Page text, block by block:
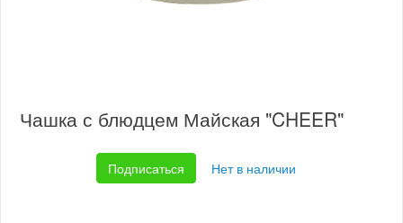
Чашка с блюдцем Майская "CHEER"
Подписаться Нет в наличии